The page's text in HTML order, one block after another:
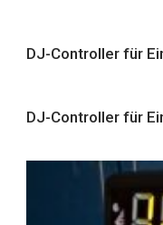
DJ-Controller für
DJ-Controller für